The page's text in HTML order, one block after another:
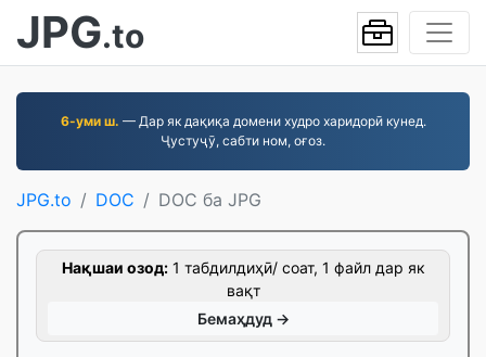
JPG.to
6-уми ш. — Дар як дақиқа домени худро харидорӣ кунед.
Ҷустуҷӯ, сабти ном, оғоз.
JPG.to DOC DOC ба JPG
Нақшаи озод:1 табдилдиҳӣ/ соат, 1 файл дар як
вақт
Бемаҳдуд →